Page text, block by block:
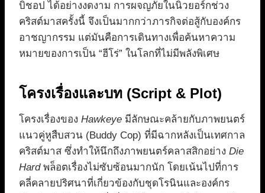
บิชอป ได้อย่างงดงาม การผจญภัยในนิวยอร์กช่วง
คริสต์มาสครั้งนี้ จึงเป็นมากกว่าภารกิจต่อสู้กับองค์กร
อาชญากรรม แต่มันคือการเดินทางเพื่อค้นหาความ
หมายของการเป็น “ฮีโร่” ในโลกที่ไม่มีพลังพิเศษ
โครงเรื่องและบท (Script & Plot)
โครงเรื่องของ Hawkeye มีลักษณะคล้ายกับภาพยนตร์
แนวคู่หูสืบสวน (Buddy Cop) ที่มีฉากหลังเป็นเทศกาล
คริสต์มาส ซึ่งทำให้นึกถึงภาพยนตร์คลาสสิกอย่าง Die
Hardพล็อตเรื่องไม่ซับซ้อนมากนัก โดยเน้นไปที่การ
คลี่คลายปริศนาที่เกี่ยวข้องกับชุดโรนินและองค์กร